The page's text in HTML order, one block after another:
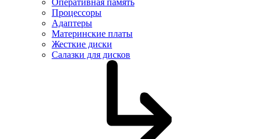
Оперативная память
Процессоры
Адаптеры
Материнские платы
Жесткие диски
Салазки для дисков